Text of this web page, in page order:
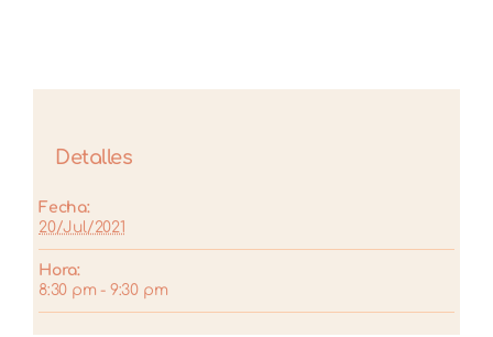
Detalles
Fecha:
20/Jul/2021
Hora:
8:30 pm - 9:30 pm